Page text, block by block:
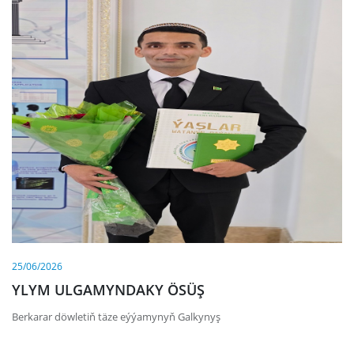
25/06/2026
YLYM ULGAMYNDAKY ÖSÜŞ
Berkarar döwletiň täze eýýamynyň Galkynyş